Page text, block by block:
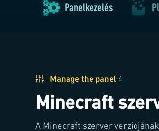
Panelkezelés
Manage the panel·4
Minecraft
A Minecraft szerver